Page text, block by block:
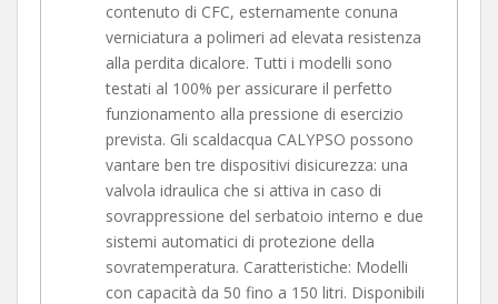
contenuto di CFC, esternamente conuna
verniciatura a polimeri ad elevata resistenza
alla perdita dicalore. Tutti i modelli sono
testati al 100% per assicurare il perfetto
funzionamento alla pressione di esercizio
prevista. Gli scaldacqua CALYPSO possono
vantare ben tre dispositivi disicurezza: una
valvola idraulica che si attiva in caso di
sovrappressione del serbatoio interno e due
sistemi automatici di protezione della
sovratemperatura. Caratteristiche: Modelli
con capacità da 50 fino a 150 litri. Disponibili